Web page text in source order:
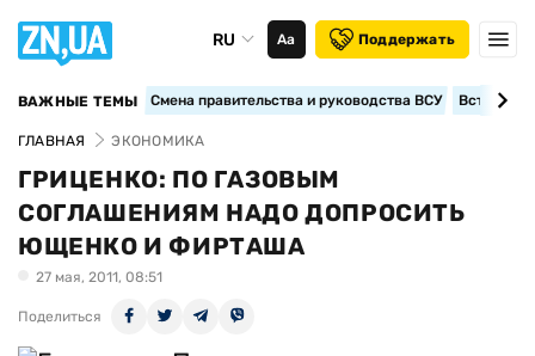
RU Аа Поддержать
ВАЖНЫЕ ТЕМЫ Смена правительства и руководства ВСУ
ГЛАВНАЯ ЭКОНОМИКА
ГРИЦЕНКО: ПО ГАЗОВЫМ
СОГЛАШЕНИЯМ НАДО ДОПРОСИТЬ
ЮЩЕНКО И ФИРТАША
27 мая, 2011, 08:51
Поделиться